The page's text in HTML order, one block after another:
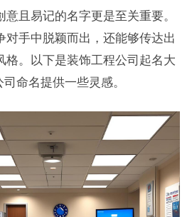
且易记的名字更是至关重要。
对手中脱颖而出，还能够传达出
格。以下是装饰工程公司起名大
命名提供一些灵感。